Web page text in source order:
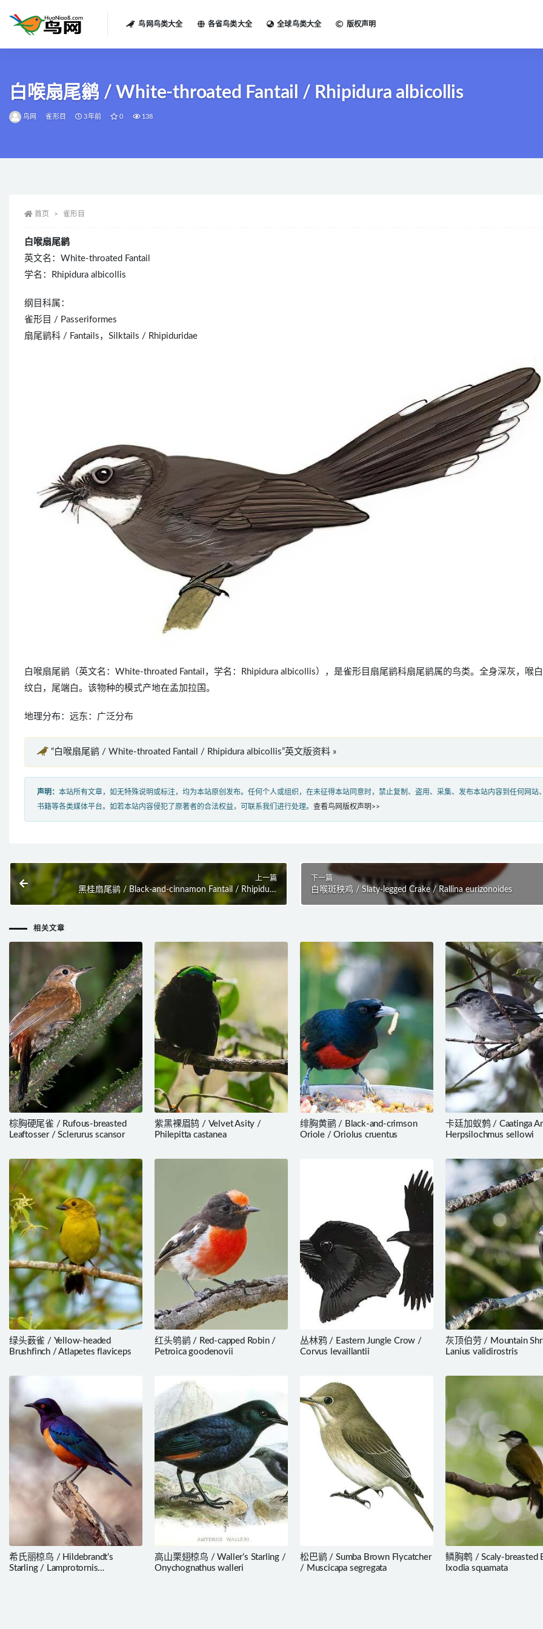
鸟网鸟类大全 各省鸟类大全 全球鸟类大全 版权声明
白喉扇尾鹟 / White-throated Fantail / Rhipidura albicollis
鸟网 雀形目 3年前 0 138
首页 雀形目
白喉扇尾鹟
英文名：White-throated Fantail
学名：Rhipidura albicollis
纲目科属：
雀形目 / Passeriformes
扇尾鹟科 / Fantails，Silktails / Rhipiduridae
白喉扇尾鹟（英文名：White-throated Fantail，学名：Rhipidura albicollis），是雀形目扇尾鹟科扇尾鹟属的鸟类。全身深灰，喉
纹白，尾端白。该物种的模式产地在孟加拉国。
地理分布：远东：广泛分布
“白喉扇尾鹟 / White-throated Fantail / Rhipidura albicollis”英文版资料 »
声明： 本站所有文章，如无特殊说明或标注，均为本站原创发布。任何个人或组织，在未征得本站同意时，禁止复制、盗用、采集、发布本站内容到任何网站、
书籍等各类媒体平台。如若本站内容侵犯了原著者的合法权益，可联系我们进行处理。 查看鸟网版权声明>>
上一篇
黑桂扇尾鹟 / Black-and-cinnamon Fantail / Rhipidura
nigrocinnamomea
下一篇
白喉斑秧鸡 / Slaty-legged Crake / Rallina eurizonoides
相关文章
棕胸硬尾雀 / Rufous-breasted
Leaftosser / Sclerurus scansor
紫黑裸眉鸫 / Velvet Asity /
Philepitta castanea
绯胸黄鹂 / Black-and-crimson
Oriole / Oriolus cruentus
卡廷加蚁鹩 / Caatinga
Herpsilochmus sellowi
绿头薮雀 / Yellow-headed
Brushfinch / Atlapetes flaviceps
红头鸲鹟 / Red-capped Robin /
Petroica goodenovii
丛林鸦 / Eastern Jungle Crow /
Corvus levaillantii
灰顶伯劳 / Mountain
Lanius validirostris
希氏丽椋鸟 / Hildebrandt’s
Starling / Lamprotornis
高山栗翅椋鸟 / Waller’s Starling /
Onychognathus walleri
松巴鹟 / Sumba Brown Flycatcher
/ Muscicapa segregata
鳞胸鹎 / Scaly-breasted
Ixodia squamata